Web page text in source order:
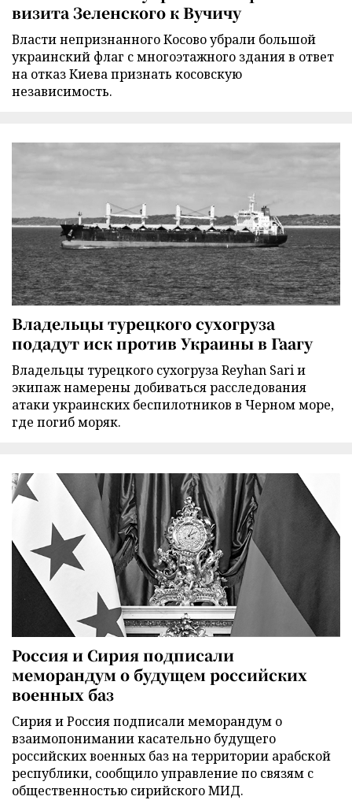
визита Зеленского к Вучичу
Власти непризнанного Косово убрали большой
украинский флаг с многоэтажного здания в ответ
на отказ Киева признать косовскую
независимость.
Владельцы турецкого сухогруза
подадут иск против Украины в Гаагу
Владельцы турецкого сухогруза Reyhan Sari и
экипаж намерены добиваться расследования
атаки украинских беспилотников в Черном море,
где погиб моряк.
Россия и Сирия подписали
меморандум о будущем российских
военных баз
Сирия и Россия подписали меморандум о
взаимопонимании касательно будущего
российских военных баз на территории арабской
республики, сообщило управление по связям с
общественностью сирийского МИД.